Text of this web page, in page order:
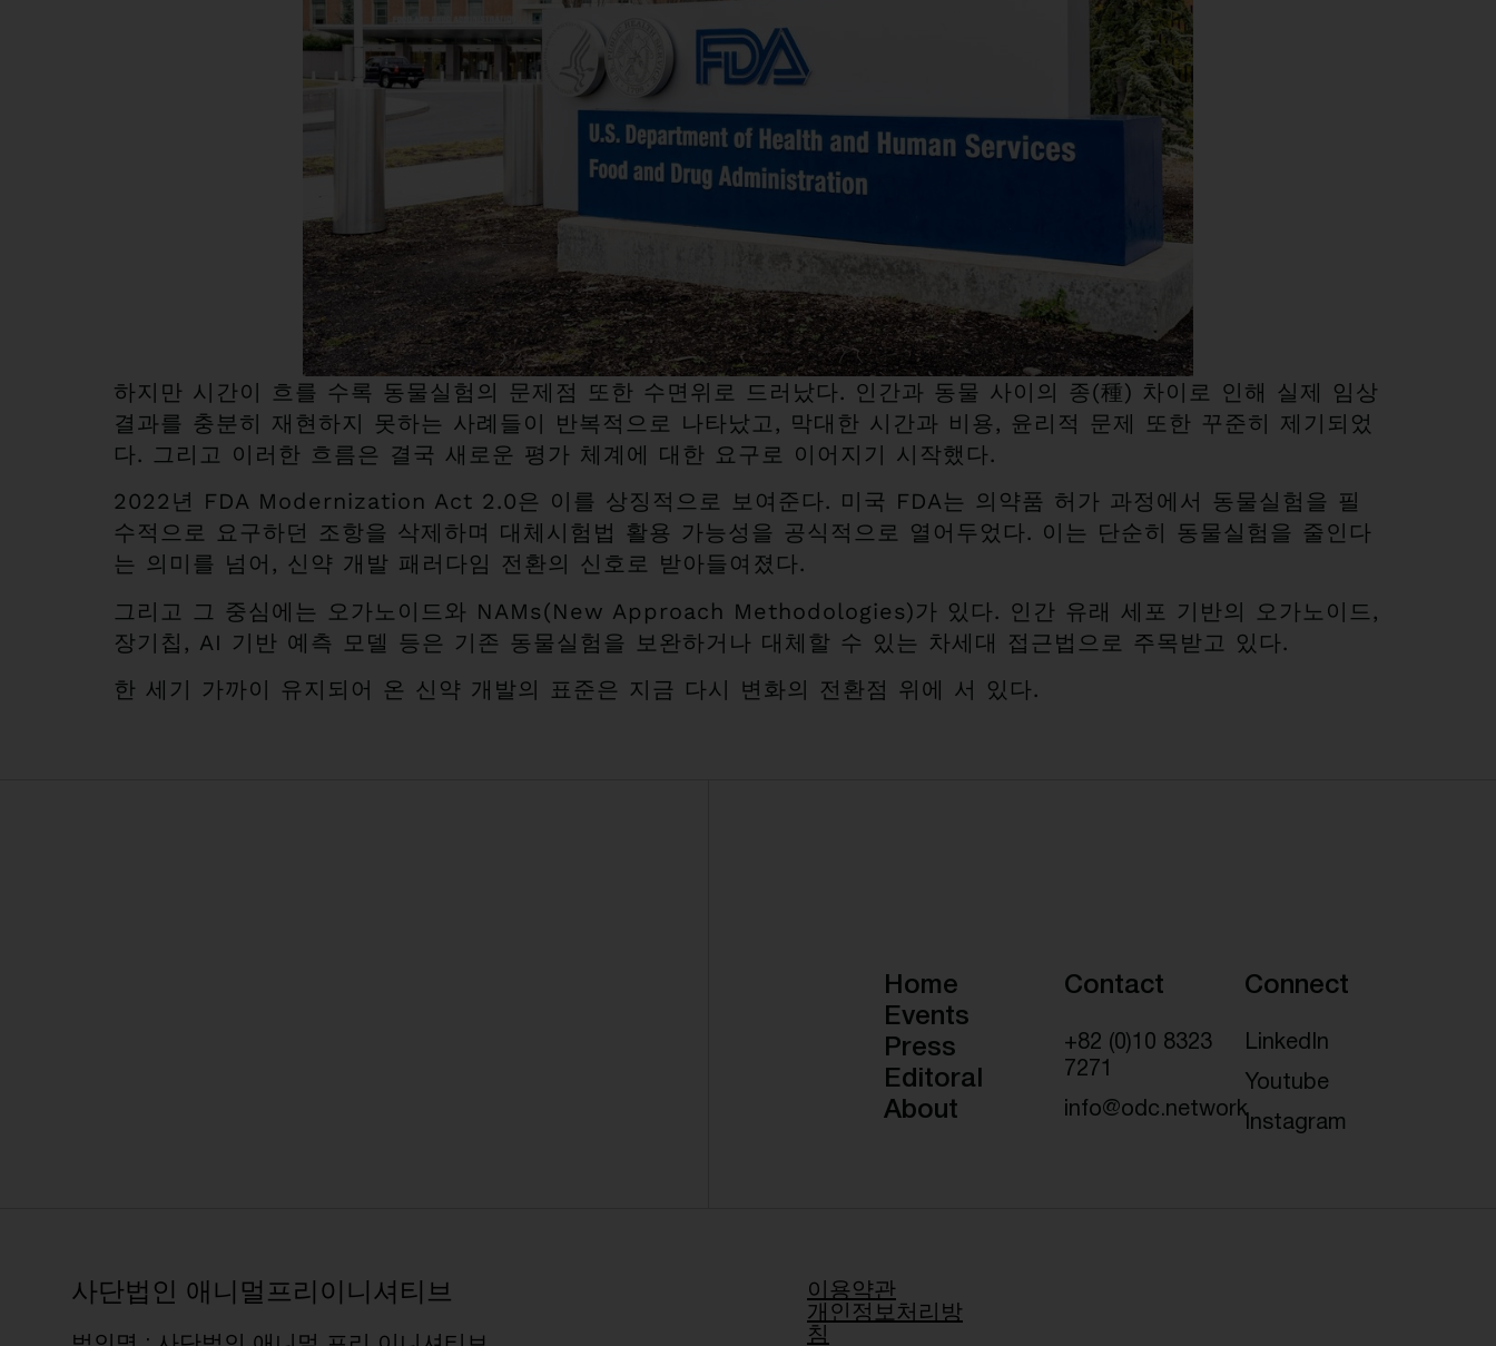
하지만 시간이 흐를 수록 동물실험의 문제점 또한 수면위로 드러났다. 인간과 동물 사이의 종(種) 차이로 인해 실제 임상
결과를 충분히 재현하지 못하는 사례들이 반복적으로 나타났고, 막대한 시간과 비용, 윤리적 문제 또한 꾸준히 제기되었
다. 그리고 이러한 흐름은 결국 새로운 평가 체계에 대한 요구로 이어지기 시작했다.
2022년 FDA Modernization Act 2.0은 이를 상징적으로 보여준다. 미국 FDA는 의약품 허가 과정에서 동물실험을 필
수적으로 요구하던 조항을 삭제하며 대체시험법 활용 가능성을 공식적으로 열어두었다. 이는 단순히 동물실험을 줄인다
는 의미를 넘어, 신약 개발 패러다임 전환의 신호로 받아들여졌다.
그리고 그 중심에는 오가노이드와 NAMs(New Approach Methodologies)가 있다. 인간 유래 세포 기반의 오가노이드,
장기칩, AI 기반 예측 모델 등은 기존 동물실험을 보완하거나 대체할 수 있는 차세대 접근법으로 주목받고 있다.
한 세기 가까이 유지되어 온 신약 개발의 표준은 지금 다시 변화의 전환점 위에 서 있다.
Home
Events
Press
Editoral
About
Contact
+82 (0)10 8323
7271
info@odc.network
Connect
LinkedIn
Youtube
Instagram
사단법인 애니멀프리이니셔티브
이용약관
개인정보처리방
침